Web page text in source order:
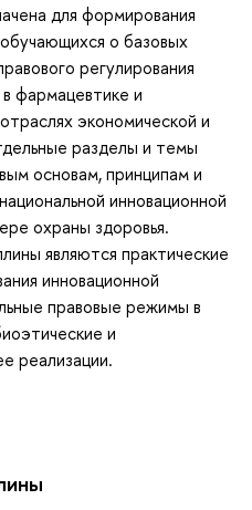
для формирования
о базовых
регулирования
фармацевтике и
экономической и
разделы и темы
основам, принципам и
инновационной
охраны здоровья.
являются практические
инновационной
правовые режимы в
и
реализации.